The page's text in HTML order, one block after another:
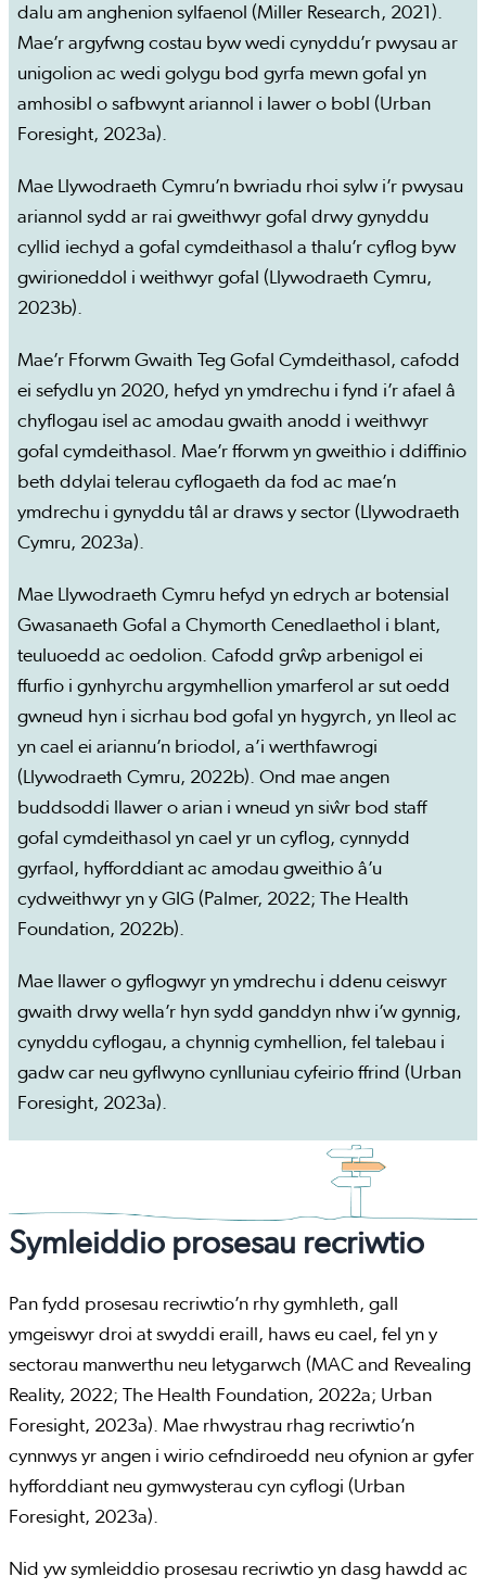
dalu am anghenion sylfaenol (Miller Research, 2021).
Mae’r argyfwng costau byw wedi cynyddu’r pwysau ar
unigolion ac wedi golygu bod gyrfa mewn gofal yn
amhosibl o safbwynt ariannol i lawer o bobl (Urban
Foresight, 2023a).
Mae Llywodraeth Cymru’n bwriadu rhoi sylw i’r pwysau
ariannol sydd ar rai gweithwyr gofal drwy gynyddu
cyllid iechyd a gofal cymdeithasol a thalu’r cyflog byw
gwirioneddol i weithwyr gofal (Llywodraeth Cymru,
2023b).
Mae’r Fforwm Gwaith Teg Gofal Cymdeithasol, cafodd
ei sefydlu yn 2020, hefyd yn ymdrechu i fynd i’r afael â
chyflogau isel ac amodau gwaith anodd i weithwyr
gofal cymdeithasol. Mae’r fforwm yn gweithio i ddiffinio
beth ddylai telerau cyflogaeth da fod ac mae’n
ymdrechu i gynyddu tâl ar draws y sector (Llywodraeth
Cymru, 2023a).
Mae Llywodraeth Cymru hefyd yn edrych ar botensial
Gwasanaeth Gofal a Chymorth Cenedlaethol i blant,
teuluoedd ac oedolion. Cafodd grŵp arbenigol ei
ffurfio i gynhyrchu argymhellion ymarferol ar sut oedd
gwneud hyn i sicrhau bod gofal yn hygyrch, yn lleol ac
yn cael ei ariannu’n briodol, a’i werthfawrogi
(Llywodraeth Cymru, 2022b). Ond mae angen
buddsoddi llawer o arian i wneud yn siŵr bod staff
gofal cymdeithasol yn cael yr un cyflog, cynnydd
gyrfaol, hyfforddiant ac amodau gweithio â’u
cydweithwyr yn y GIG (Palmer, 2022; The Health
Foundation, 2022b).
Mae llawer o gyflogwyr yn ymdrechu i ddenu ceiswyr
gwaith drwy wella’r hyn sydd ganddyn nhw i’w gynnig,
cynyddu cyflogau, a chynnig cymhellion, fel talebau i
gadw car neu gyflwyno cynlluniau cyfeirio ffrind (Urban
Foresight, 2023a).
Symleiddio prosesau recriwtio
Pan fydd prosesau recriwtio’n rhy gymhleth, gall
ymgeiswyr droi at swyddi eraill, haws eu cael, fel yn y
sectorau manwerthu neu letygarwch (MAC and Revealing
Reality, 2022; The Health Foundation, 2022a; Urban
Foresight, 2023a). Mae rhwystrau rhag recriwtio’n
cynnwys yr angen i wirio cefndiroedd neu ofynion ar gyfer
hyfforddiant neu gymwysterau cyn cyflogi (Urban
Foresight, 2023a).
Nid yw symleiddio prosesau recriwtio yn dasg hawdd ac